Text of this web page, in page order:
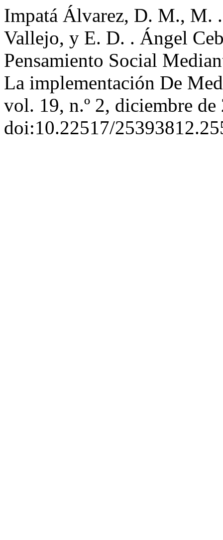
Impatá Álvarez, D. M., M.
Vallejo, y E. D. . Ángel
Pensamiento Social
La implementación De
vol. 19, n.º 2, diciembre
doi:10.22517/